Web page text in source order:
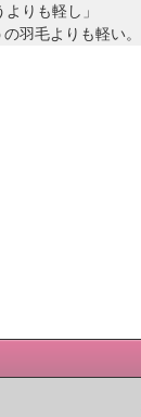
りも軽し」
羽毛よりも軽い。